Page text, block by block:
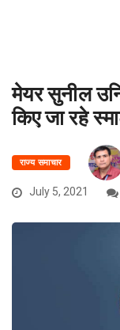
मेयर सुनील
किए जा रहे
राज्य समाचार
July 5, 2021